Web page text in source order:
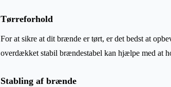
Tørreforhold
For at sikre at dit brænde er tørt, er det bedst at
overdækket stabil brændestabel kan hjælpe med at
Stabling af brænde